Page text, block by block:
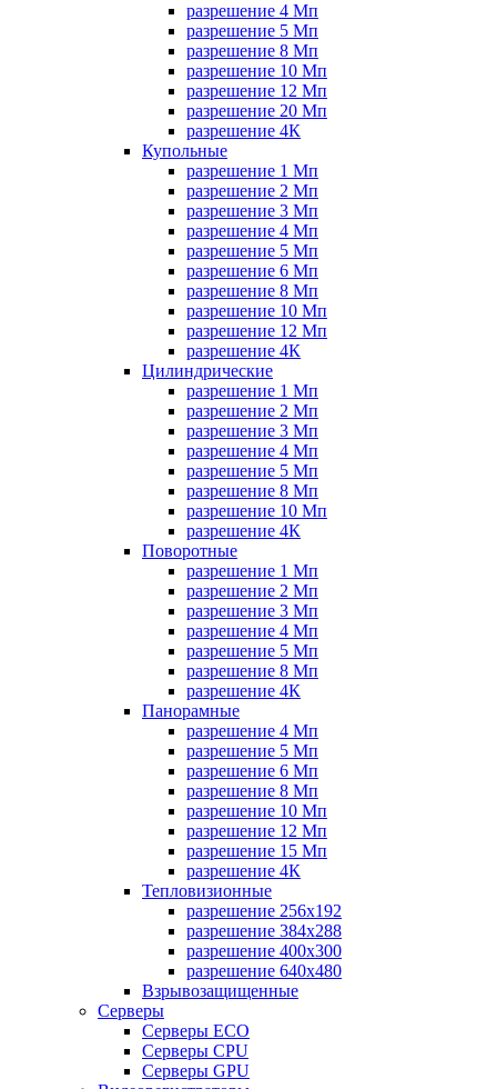
разрешение 4 Мп
разрешение 5 Мп
разрешение 8 Мп
разрешение 10 Мп
разрешение 12 Мп
разрешение 20 Мп
разрешение 4К
Купольные
разрешение 1 Мп
разрешение 2 Мп
разрешение 3 Мп
разрешение 4 Мп
разрешение 5 Мп
разрешение 6 Мп
разрешение 8 Мп
разрешение 10 Мп
разрешение 12 Мп
разрешение 4К
Цилиндрические
разрешение 1 Мп
разрешение 2 Мп
разрешение 3 Мп
разрешение 4 Мп
разрешение 5 Мп
разрешение 8 Мп
разрешение 10 Мп
разрешение 4К
Поворотные
разрешение 1 Мп
разрешение 2 Мп
разрешение 3 Мп
разрешение 4 Мп
разрешение 5 Мп
разрешение 8 Мп
разрешение 4К
Панорамные
разрешение 4 Мп
разрешение 5 Мп
разрешение 6 Мп
разрешение 8 Мп
разрешение 10 Мп
разрешение 12 Мп
разрешение 15 Мп
разрешение 4К
Тепловизионные
разрешение 256x192
разрешение 384х288
разрешение 400x300
разрешение 640х480
Взрывозащищенные
Серверы
Серверы ECO
Серверы CPU
Серверы GPU